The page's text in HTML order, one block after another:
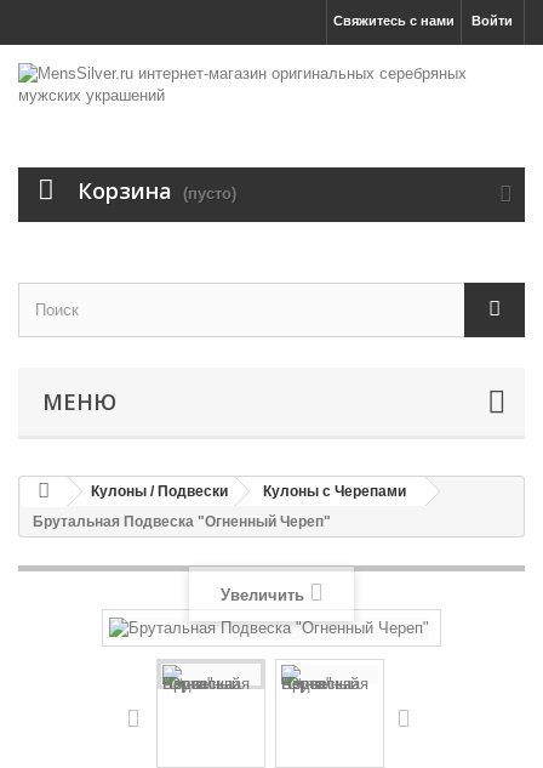
Войти
Свяжитесь с нами
Корзина (пусто)
МЕНЮ
Кулоны / Подвески
Кулоны с Черепами
Брутальная Подвеска "Огненный Череп"
Увеличить